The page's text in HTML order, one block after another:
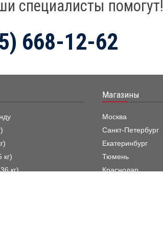
специалисты помогут!
668-12-62
кг)
кг)
Магазины
Москва
Санкт-Петербург
Екатеринбург
Тюмень
Краснодар